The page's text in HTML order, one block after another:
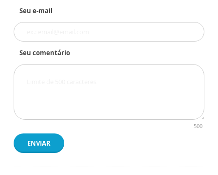
Seu e-mail
Seu comentário
500
ENVIAR